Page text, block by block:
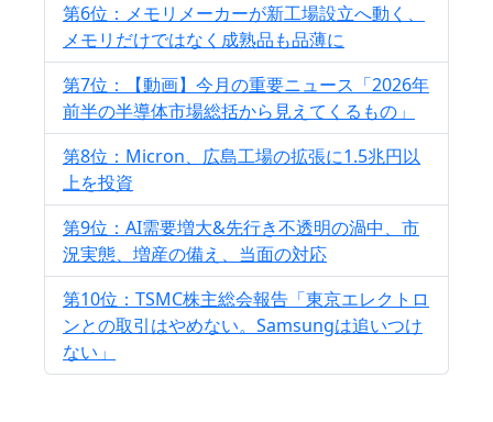
第6位：メモリメーカーが新工場設立へ動く、
メモリだけではなく成熟品も品薄に
第7位：【動画】今月の重要ニュース「2026年
前半の半導体市場総括から見えてくるもの」
第8位：Micron、広島工場の拡張に1.5兆円以
上を投資
第9位：AI需要増大&先行き不透明の渦中、市
況実態、増産の備え、当面の対応
第10位：TSMC株主総会報告「東京エレクトロ
ンとの取引はやめない。Samsungは追いつけ
ない」